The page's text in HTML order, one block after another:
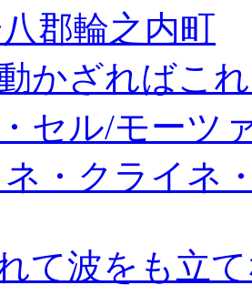
郡輪之内町
かざればこ
セル/モーツ
・クライネ
て波をも立